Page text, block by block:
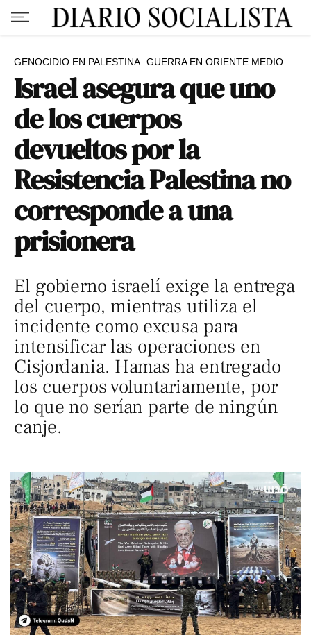
GENOCIDIO EN PALESTINA GUERRA EN ORIENTE MEDIO
Israel asegura que uno
de los cuerpos
devueltos por la
Resistencia Palestina no
corresponde a una
prisionera
El gobierno israelí exige la entrega
del cuerpo, mientras utiliza el
incidente como excusa para
intensificar las operaciones en
Cisjordania. Hamas ha entregado
los cuerpos voluntariamente, por
lo que no serían parte de ningún
canje.